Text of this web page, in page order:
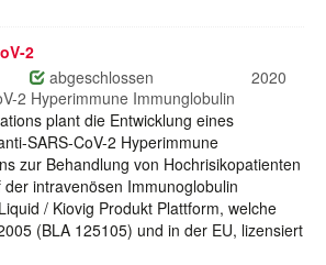
2
abgeschlossen
2020
2 Hyperimmune Immunglobulin
plant die Entwicklung eines
SARS-CoV-2 Hyperimmune
zur Behandlung von Hochrisikopatienten
intravenösen Immunoglobulin
/ Kiovig Produkt Plattform, welche
(BLA 125105) und in der EU, lizensiert